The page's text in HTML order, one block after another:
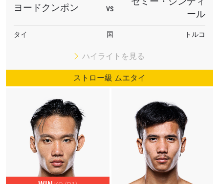
Circle 20」と「ONE Friday Fights 160」。ルンピニースタ
ジアムから、世界最高峰のムエタイアクションをお届けす
る。
ヨードクンポン VS
ール
タイ 国 トルコ
ハイライトを見る
ストロー級 ムエタイ